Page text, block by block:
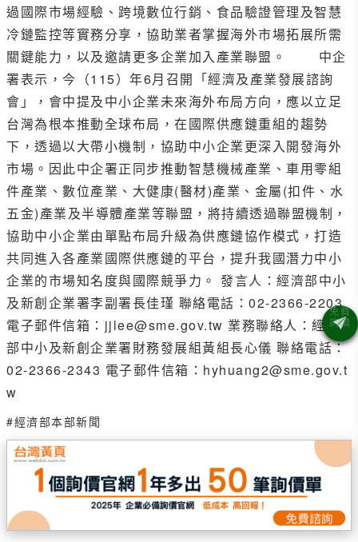
過國際市場經驗、跨境數位行銷、食品驗證管理及智慧
冷鏈監控等實務分享，協助業者掌握海外市場拓展所需
關鍵能力，以及邀請更多企業加入產業聯盟。 中企
署表示，今（115）年6月召開「經濟及產業發展諮詢
會」，會中提及中小企業未來海外布局方向，應以立足
台灣為根本推動全球布局，在國際供應鏈重組的趨勢
下，透過以大帶小機制，協助中小企業更深入開發海外
市場。因此中企署正同步推動智慧機械產業、車用零組
件產業、數位產業、大健康(醫材)產業、金屬(扣件、水
五金)產業及半導體產業等聯盟，將持續透過聯盟機制，
協助中小企業由單點布局升級為供應鏈協作模式，打造
共同進入各產業國際供應鏈的平台，提升我國潛力中小
企業的市場知名度與國際競爭力。 發言人：經濟部中小
及新創企業署李副署長佳瑾 聯絡電話：02-2366-2203
電子郵件信箱：jjlee@sme.gov.tw 業務聯絡人：經濟
部中小及新創企業署財務發展組黃組長心儀 聯絡電話：
02-2366-2343 電子郵件信箱：hyhuang2@sme.gov.t
w
#經濟部本部新聞